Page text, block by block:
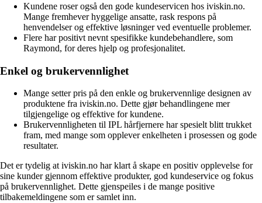
Kundene roser også den gode kundeservicen hos iviskin.no.
Mange fremhever hyggelige ansatte, rask respons på
henvendelser og effektive løsninger ved eventuelle problemer.
Flere har positivt nevnt spesifikke kundebehandlere, som
Raymond, for deres hjelp og profesjonalitet.
Enkel og brukervennlighet
Mange setter pris på den enkle og brukervennlige designen av
produktene fra iviskin.no. Dette gjør behandlingene mer
tilgjengelige og effektive for kundene.
Brukervennligheten til IPL hårfjernere har spesielt blitt trukket
fram, med mange som opplever enkelheten i prosessen og gode
resultater.
Det er tydelig at iviskin.no har klart å skape en positiv opplevelse for
sine kunder gjennom effektive produkter, god kundeservice og fokus
på brukervennlighet. Dette gjenspeiles i de mange positive
tilbakemeldingene som er samlet inn.